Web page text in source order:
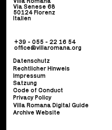
Via Senese 68
50124 Florenz
Italien
+39 - 055 - 22 16 54
office@villaromana.org
Datenschutz
Rechtlicher Hinweis
Impressum
Satzung
Code of Conduct
Privacy Policy
Villa Romana Digital Guide
Archive Website